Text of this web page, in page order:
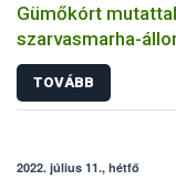
Gümőkórt
szarvasmarha-
TOVÁBB
2022. július 11., hétfő